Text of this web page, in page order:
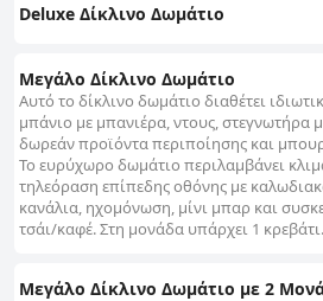
Deluxe Δίκλινο Δωμάτιο
Μεγάλο Δίκλινο Δωμάτιο
Αυτό το δίκλινο δωμάτιο διαθέτει
μπάνιο με μπανιέρα, ντους, στεγνωτήρα
δωρεάν προϊόντα περιποίησης και
Το ευρύχωρο δωμάτιο περιλαμβάνει
τηλεόραση επίπεδης οθόνης με
κανάλια, ηχομόνωση, μίνι μπαρ και
τσάι/καφέ. Στη μονάδα υπάρχει 1 κρεβάτι.
Μεγάλο Δίκλινο Δωμάτιο με 2